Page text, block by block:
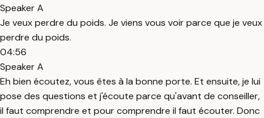
Speaker A
Je veux perdre du poids. Je viens vous voir parce que je veux
perdre du poids.
04:56
Speaker A
Eh bien écoutez, vous êtes à la bonne porte. Et ensuite, je lui
pose des questions et j'écoute parce qu'avant de conseiller,
il faut comprendre et pour comprendre il faut écouter. Donc